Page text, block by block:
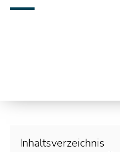
Inhaltsverzeichnis